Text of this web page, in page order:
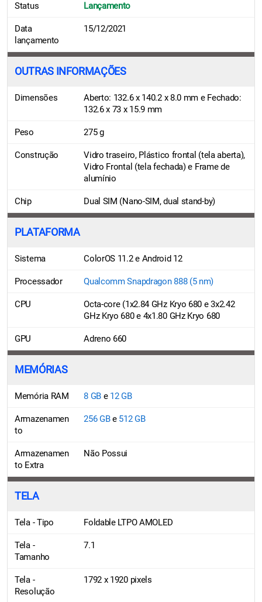
Status Lançamento
Data
lançamento
15/12/2021
OUTRAS INFORMAÇÕES
Dimensões
Aberto: 132.6 x 140.2 x 8.0 mm e Fechado:
132.6 x 73 x 15.9 mm
Peso 275 g
Construção
Vidro traseiro, Plástico frontal (tela aberta),
Vidro Frontal (tela fechada) e Frame de
alumínio
Chip Dual SIM (Nano-SIM, dual stand-by)
PLATAFORMA
Sistema ColorOS 11.2 e Android 12
Processador Qualcomm Snapdragon 888 (5 nm)
CPU
Octa-core (1x2.84 GHz Kryo 680 e 3x2.42
GHz Kryo 680 e 4x1.80 GHz Kryo 680
GPU Adreno 660
MEMÓRIAS
Memória RAM 8 GBe 12 GB
Armazenamen
to
256 GBe 512 GB
Armazenamen
to Extra
Não Possui
TELA
Tela - Tipo Foldable LTPO AMOLED
Tela -
Tamanho
7.1
Tela -
Resolução
1792 x 1920 pixels